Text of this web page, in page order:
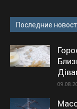
Последние